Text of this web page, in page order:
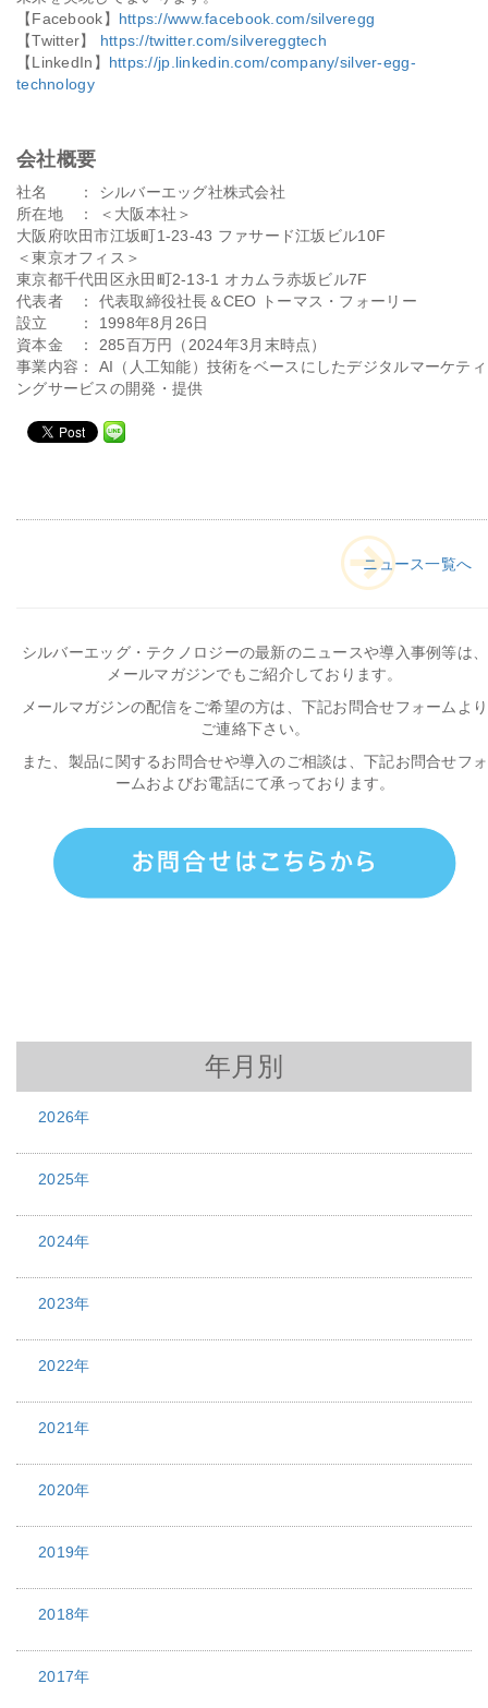
【Facebook】 https://www.facebook.com/silveregg
【Twitter】 https://twitter.com/silvereggtech
【LinkedIn】 https://jp.linkedin.com/company/silver-egg-
technology
会社概要
社名 ： シルバーエッグ社株式会社
所在地 ： ＜大阪本社＞
大阪府吹田市江坂町1-23-43 ファサード江坂ビル10F
＜東京オフィス＞
東京都千代田区永田町2-13-1 オカムラ赤坂ビル7F
代表者 ： 代表取締役社長＆CEO トーマス・フォーリー
設立 ： 1998年8月26日
資本金 ： 285百万円（2024年3月末時点）
事業内容： AI（人工知能）技術をベースにしたデジタルマーケティ
ングサービスの開発・提供
ニュース一覧へ
シルバーエッグ・テクノロジーの最新のニュースや導入事例等は、
メールマガジンでもご紹介しております。
メールマガジンの配信をご希望の方は、下記お問合せフォームより
ご連絡下さい。
また、製品に関するお問合せや導入のご相談は、下記お問合せフォ
ームおよびお電話にて承っております。
年月別
2026年
2025年
2024年
2023年
2022年
2021年
2020年
2019年
2018年
2017年